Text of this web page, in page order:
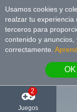
Usamos cookies y
realzar tu experiencia
terceros para
contenido y
correctamente.
OK
2
Juegos